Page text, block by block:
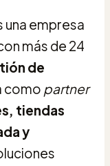
una empresa
más de 24
de
como partner
tiendas
y